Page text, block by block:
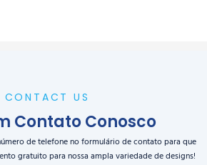
CONTACT US
Contato Conosco
de telefone no formulário de contato para que
gratuito para nossa ampla variedade de designs!